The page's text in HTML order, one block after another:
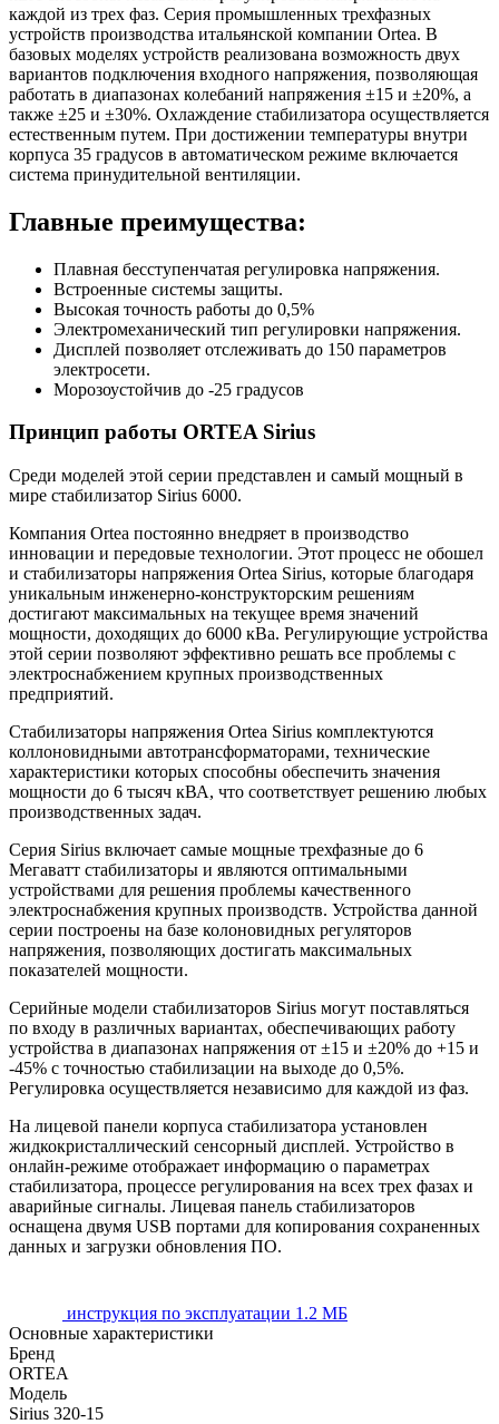
каждой из трех фаз. Серия промышленных трехфазных
устройств производства итальянской компании Ortea. В
базовых моделях устройств реализована возможность двух
вариантов подключения входного напряжения, позволяющая
работать в диапазонах колебаний напряжения ±15 и ±20%, а
также ±25 и ±30%. Охлаждение стабилизатора осуществляется
естественным путем. При достижении температуры внутри
корпуса 35 градусов в автоматическом режиме включается
система принудительной вентиляции.
Главные преимущества:
Плавная бесступенчатая регулировка напряжения.
Встроенные системы защиты.
Высокая точность работы до 0,5%
Электромеханический тип регулировки напряжения.
Дисплей позволяет отслеживать до 150 параметров
электросети.
Морозоустойчив до -25 градусов
Принцип работы ORTEA Sirius
Среди моделей этой серии представлен и самый мощный в
мире стабилизатор Sirius 6000.
Компания Ortea постоянно внедряет в производство
инновации и передовые технологии. Этот процесс не обошел
и стабилизаторы напряжения Ortea Sirius, которые благодаря
уникальным инженерно-конструкторским решениям
достигают максимальных на текущее время значений
мощности, доходящих до 6000 кВа. Регулирующие устройства
этой серии позволяют эффективно решать все проблемы с
электроснабжением крупных производственных
предприятий.
Стабилизаторы напряжения Ortea Sirius комплектуются
коллоновидными автотрансформаторами, технические
характеристики которых способны обеспечить значения
мощности до 6 тысяч кВА, что соответствует решению любых
производственных задач.
Серия Sirius включает самые мощные трехфазные до 6
Мегаватт стабилизаторы и являются оптимальными
устройствами для решения проблемы качественного
электроснабжения крупных производств. Устройства данной
серии построены на базе колоновидных регуляторов
напряжения, позволяющих достигать максимальных
показателей мощности.
Серийные модели стабилизаторов Sirius могут поставляться
по входу в различных вариантах, обеспечивающих работу
устройства в диапазонах напряжения от ±15 и ±20% до +15 и
-45% с точностью стабилизации на выходе до 0,5%.
Регулировка осуществляется независимо для каждой из фаз.
На лицевой панели корпуса стабилизатора установлен
жидкокристаллический сенсорный дисплей. Устройство в
онлайн-режиме отображает информацию о параметрах
стабилизатора, процессе регулирования на всех трех фазах и
аварийные сигналы. Лицевая панель стабилизаторов
оснащена двумя USB портами для копирования сохраненных
данных и загрузки обновления ПО.
инструкция по эксплуатации 1.2 МБ
Основные характеристики
Бренд
ORTEA
Модель
Sirius 320-15